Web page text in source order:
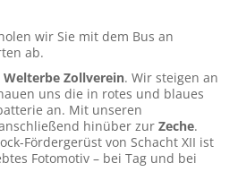
wir Sie mit dem Bus an
ab.
Welterbe Zollverein. Wir steigen an
uns die in rotes und blaues
an. Mit unseren
hinüber zur Zeche.
Fördergerüst von Schacht XII ist
Fotomotiv – bei Tag und bei